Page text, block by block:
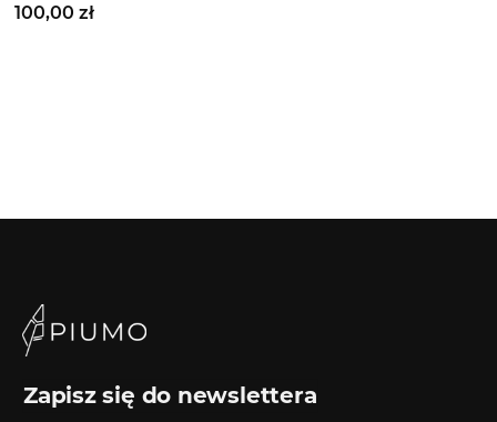
100,00 zł
Zapisz się do newslettera